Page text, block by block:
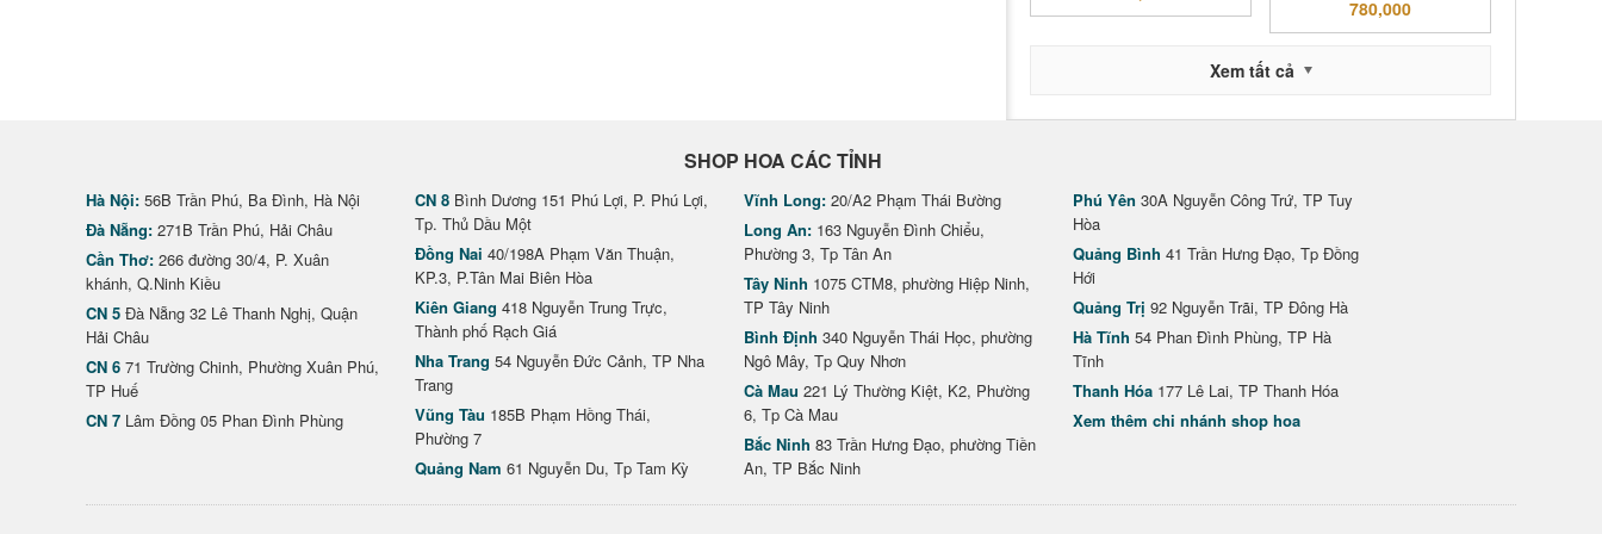
780,000
Xem tất cả
SHOP HOA CÁC TỈNH
Hà Nội: 56B Trần Phú, Ba Đình, Hà Nội
Đà Nẵng: 271B Trần Phú, Hải Châu
Cần Thơ: 266 đường 30/4, P. Xuân
khánh, Q.Ninh Kiều
CN 5 Đà Nẵng 32 Lê Thanh Nghị, Quận
Hải Châu
CN 6 71 Trường Chinh, Phường Xuân Phú,
TP Huế
CN 7 Lâm Đồng 05 Phan Đình Phùng
CN 8 Bình Dương 151 Phú Lợi, P. Phú Lợi,
Tp. Thủ Dầu Một
Đồng Nai 40/198A Phạm Văn Thuận,
KP.3, P.Tân Mai Biên Hòa
Kiên Giang 418 Nguyễn Trung Trực,
Thành phố Rạch Giá
Nha Trang 54 Nguyễn Đức Cảnh, TP Nha
Trang
Vũng Tàu 185B Phạm Hồng Thái,
Phường 7
Quảng Nam 61 Nguyễn Du, Tp Tam Kỳ
Vĩnh Long: 20/A2 Phạm Thái Bường
Long An: 163 Nguyễn Đình Chiểu,
Phường 3, Tp Tân An
Tây Ninh 1075 CTM8, phường Hiệp Ninh,
TP Tây Ninh
Bình Định 340 Nguyễn Thái Học, phường
Ngô Mây, Tp Quy Nhơn
Cà Mau 221 Lý Thường Kiệt, K2, Phường
6, Tp Cà Mau
Bắc Ninh 83 Trần Hưng Đạo, phường Tiền
An, TP Bắc Ninh
Phú Yên 30A Nguyễn Công Trứ, TP Tuy
Hòa
Quảng Bình 41 Trần Hưng Đạo, Tp Đồng
Hới
Quảng Trị 92 Nguyễn Trãi, TP Đông Hà
Hà Tĩnh 54 Phan Đình Phùng, TP Hà
Tĩnh
Thanh Hóa 177 Lê Lai, TP Thanh Hóa
Xem thêm chi nhánh shop hoa